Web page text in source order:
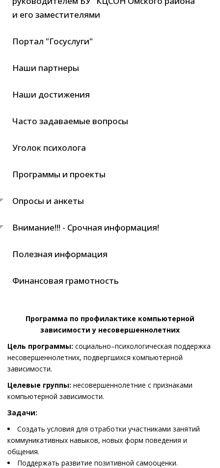
и его заместителями
Портал "Госуслуги"
Наши партнеры
Наши достижения
Часто задаваемые вопросы
Уголок психолога
Программы и проекты
Опросы и анкеты
Внимание!!! - Срочная информация!
Полезная информация
Финансовая грамотность
Программа по профилактике компьютерной
зависимости у несовершеннолетних
Цель программы: социально–психологическая поддержка
несовершеннолетних, подвергшихся компьютерной
зависимости.
Целевые группы: несовершеннолетние с признаками
компьютерной зависимости.
Задачи:
Создать условия для отработки участниками занятий
коммуникативных навыков, новых форм поведения и
общения.
Поддержать развитие позитивной самооценки.